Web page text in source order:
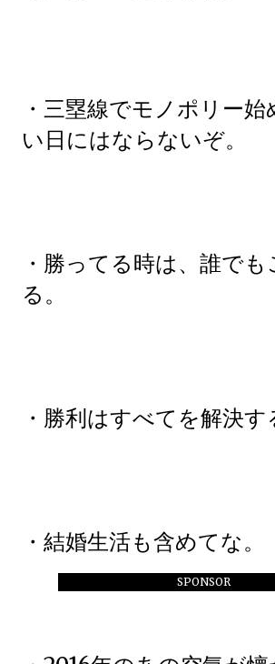
SPONSOR
・三塁線でモノポリー
い日にはならないぞ。
・勝ってる時は、誰で
る。
・勝利はすべてを解決す
・結婚生活も含めてな。